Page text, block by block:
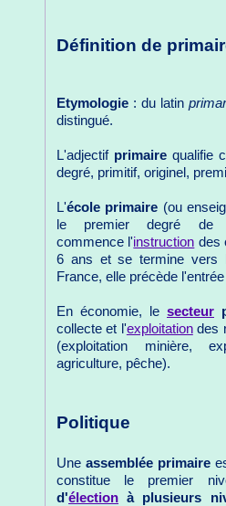
Définition de
Etymologie : du latin
distingué.
L'adjectif primaire qualifie
degré, primitif, originel,
L'école primaire (ou
le premier degré de
commence l'instruction des
6 ans et se termine vers
France, elle précède
En économie, le secteur
collecte et l'exploitationdes
(exploitation minière,
agriculture, pêche).
Politique
Une assemblée primaire
constitue le premier
d'élection à plusieurs